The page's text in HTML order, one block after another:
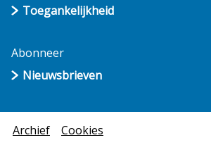
Toegankelijkheid
Abonneer
Nieuwsbrieven
Archief Cookies